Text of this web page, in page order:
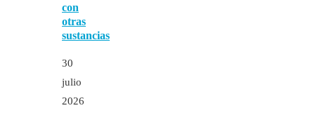
con
otras
sustancias
30
julio
2026